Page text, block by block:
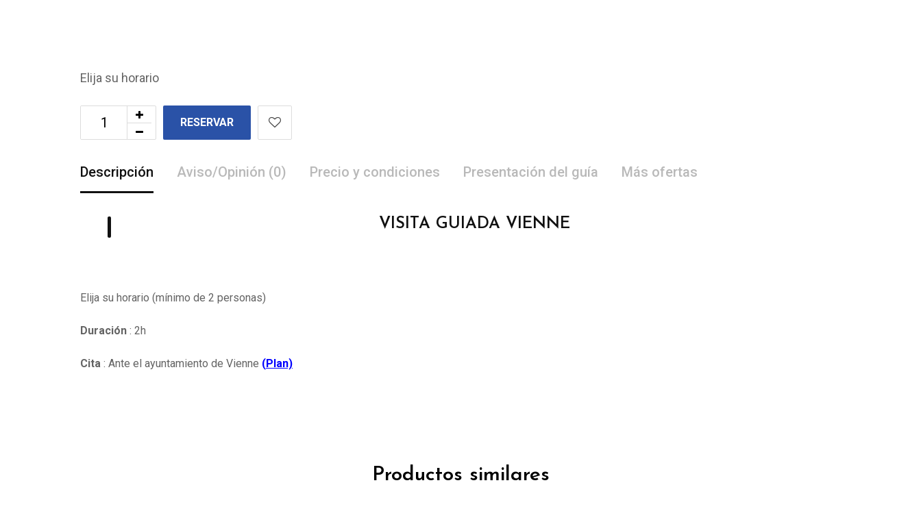
Elija su horario
RESERVAR
Descripción Aviso/Opinión (0) Precio y condiciones Presentación del guía Más ofertas
VISITA GUIADA VIENNE
Elija su horario (mínimo de 2 personas)
Duración : 2h
Cita : Ante el ayuntamiento de Vienne (Plan)
Productos similares